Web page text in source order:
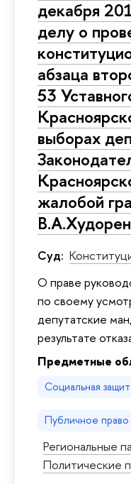
декабря
делу о
абзаца
53
выборах
жалобой
Суд:
O праве
по своему
депутатские
результате
Предметные
Социальная
Публичное право
Региональные
Политические